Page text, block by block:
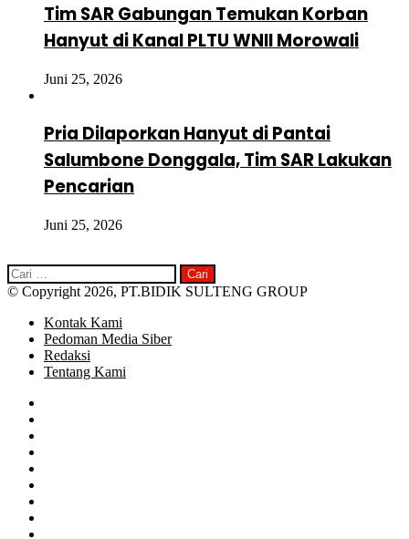
Tim SAR Gabungan Temukan Korban
Hanyut di Kanal PLTU WNII Morowali
Juni 25, 2026
Pria Dilaporkan Hanyut di Pantai
Salumbone Donggala, Tim SAR Lakukan
Pencarian
Juni 25, 2026
Cari
untuk:
© Copyright 2026, PT.BIDIK SULTENG GROUP
Kontak Kami
Pedoman Media Siber
Redaksi
Tentang Kami